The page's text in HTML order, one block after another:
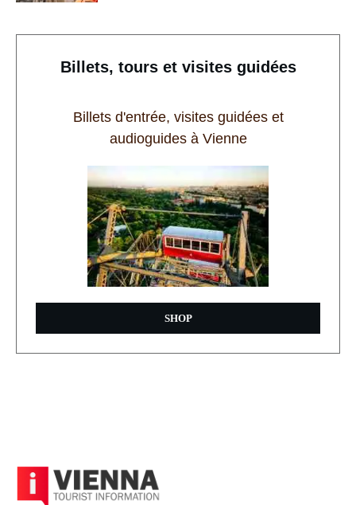
Billets, tours et visites guidées
Billets d'entrée, visites guidées et
audioguides à Vienne
SHOP